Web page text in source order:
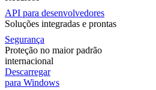
API para desenvolvedores
Soluções integradas e prontas
Segurança
Proteção no maior padrão
internacional
Descarregar
para Windows